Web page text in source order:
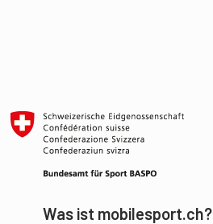
Was ist mobilesport.ch?